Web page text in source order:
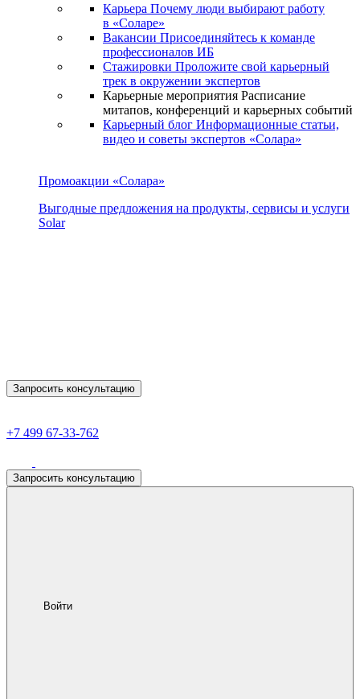
Карьера Почему люди выбирают работу
в «Соларе»
Вакансии Присоединяйтесь к команде
профессионалов ИБ
Стажировки Проложите свой карьерный
трек в окружении экспертов
Карьерные мероприятия Расписание
митапов, конференций и карьерных событий
Карьерный блог Информационные статьи,
видео и советы экспертов «Солара»
Промоакции «Солара»
Выгодные предложения на продукты, сервисы и услуги
Solar
Запросить консультацию
+7 499 67-33-762
Запросить консультацию
Войти